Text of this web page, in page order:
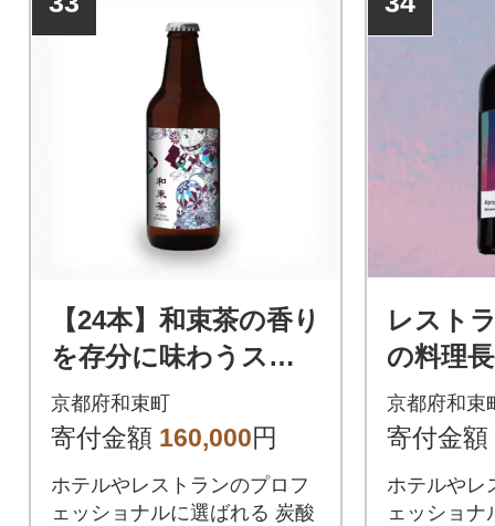
【24本】和束茶の香り
を存分に味わうスパ
ークリングティー | A
poptosis Sparkling
京都府和束町
寄付金額 160,000円
ホテルやレストランのプロフ
ェッショナルに選ばれる 炭酸
レスト
の料理
に選ば
リング
京都府和束
寄付金額
ホテルやレ
ェッショナ